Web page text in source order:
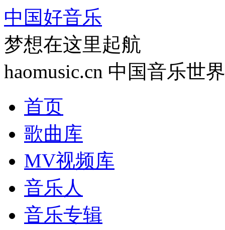
中国好音乐
梦想在这里起航
haomusic.cn 中国音乐世界
首页
歌曲库
MV视频库
音乐人
音乐专辑